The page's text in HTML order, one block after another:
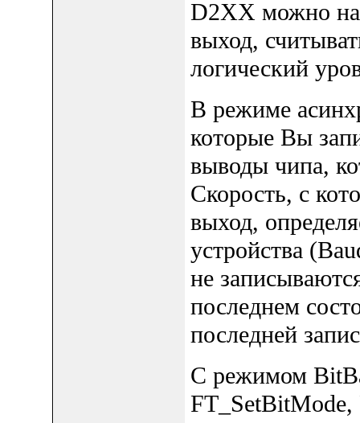
D2XX можно
выход,
логический
В режиме
которые Вы
выводы чипа,
Скорость, с
выход,
устройства
не
последнем
последней
С режимом
FT_SetBitMode,